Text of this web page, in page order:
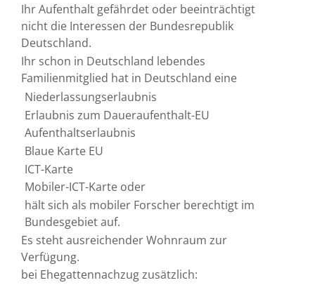
Ihr Aufenthalt gefährdet oder beeinträchtigt
nicht die Interessen der Bundesrepublik
Deutschland.
Ihr schon in Deutschland lebendes
Familienmitglied hat in Deutschland eine
Niederlassungserlaubnis
Erlaubnis zum Daueraufenthalt-EU
Aufenthaltserlaubnis
Blaue Karte EU
ICT-Karte
Mobiler-ICT-Karte oder
hält sich als mobiler Forscher berechtigt im
Bundesgebiet auf.
Es steht ausreichender Wohnraum zur
Verfügung.
bei Ehegattennachzug zusätzlich: